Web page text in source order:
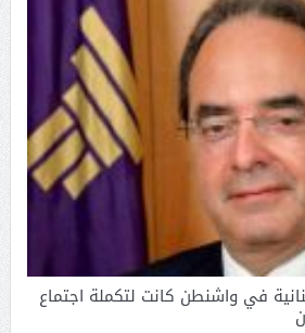
في واشنطن كانت لتكملة اجتماع